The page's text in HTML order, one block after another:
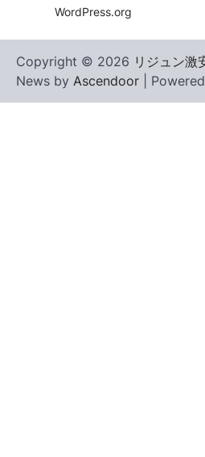
WordPress.org
Copyright © 2026 リジュン激
News by Ascendoor |